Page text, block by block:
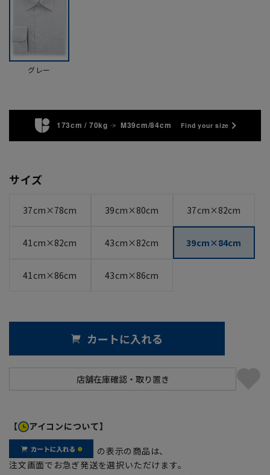
グレー
173cm / 70kg M39cm/84cm Find your size
サイズ
37cm×78cm 39cm×80cm 37cm×82cm
41cm×82cm 43cm×82cm 39cm×84cm
41cm×86cm 43cm×86cm
カートに入れる
【 アイコンについて】
の表示の商品は、
注文画面でお急ぎ発送を選択いただけます。